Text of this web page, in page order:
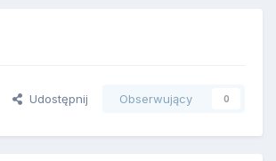
Udostępnij Obserwujący 0